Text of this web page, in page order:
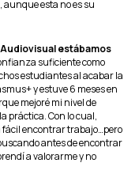
esta no es su
estábamos
suficiente como
estudiantes al acabar la
y estuve 6 meses en
mejoré mi nivel de
práctica. Con lo cual,
fácil encontrar trabajo…pero
antes de encontrar
a valorarme y no